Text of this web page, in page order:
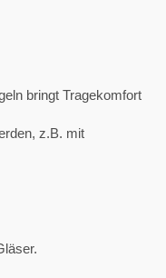
bringt Tragekomfort
z.B. mit